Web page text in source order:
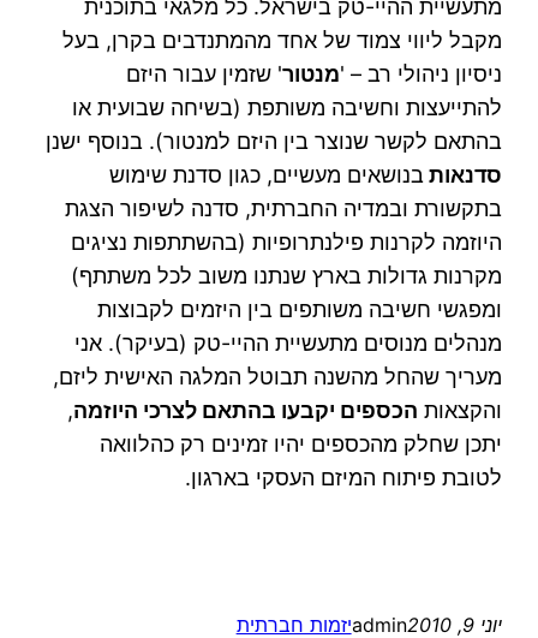
מתעשיית ההיי-טק בישראל. כל מלגאי בתוכנית
מקבל ליווי צמוד של אחד מהמתנדבים בקרן, בעל
ניסיון ניהולי רב – 'מנטור' שזמין עבור היזם
להתייעצות וחשיבה משותפת (בשיחה שבועית או
בהתאם לקשר שנוצר בין היזם למנטור). בנוסף ישנן
סדנאות בנושאים מעשיים, כגון סדנת שימוש
בתקשורת ובמדיה החברתית, סדנה לשיפור הצגת
היוזמה לקרנות פילנתרופיות (בהשתתפות נציגים
מקרנות גדולות בארץ שנתנו משוב לכל משתתף)
ומפגשי חשיבה משותפים בין היזמים לקבוצות
מנהלים מנוסים מתעשיית ההיי-טק (בעיקר). אני
מעריך שהחל מהשנה תבוטל המלגה האישית ליזם,
והקצאות הכספים יקבעו בהתאם לצרכי היוזמה,
יתכן שחלק מהכספים יהיו זמינים רק כהלוואה
לטובת פיתוח המיזם העסקי בארגון.
יוני 9, 2010 adminיזמות חברתית